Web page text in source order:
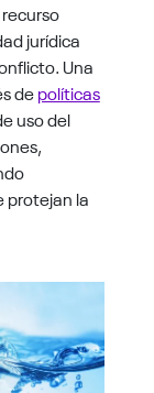
jurídica
Una
depolíticas
uso del
protejan la